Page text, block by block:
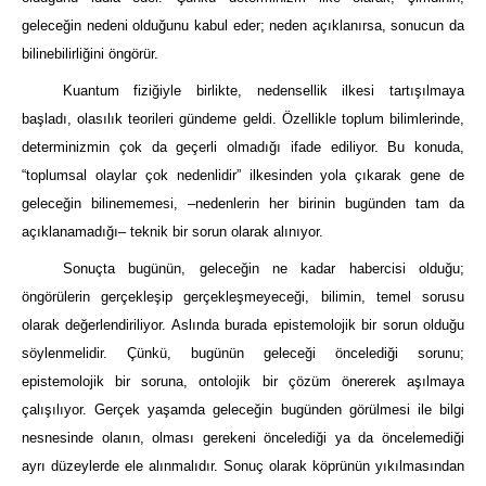
geleceğin nedeni olduğunu kabul eder; neden açıklanırsa, sonucun da
bilinebilirliğini öngörür.
Kuantum fiziğiyle birlikte, nedensellik ilkesi tartışılmaya
başladı, olasılık teorileri gündeme geldi. Özellikle toplum bilimlerinde,
determinizmin çok da geçerli olmadığı ifade ediliyor. Bu konuda,
“toplumsal olaylar çok nedenlidir” ilkesinden yola çıkarak gene de
geleceğin bilinememesi, –nedenlerin her birinin bugünden tam da
açıklanamadığı–teknik bir sorun olarak alınıyor.
Sonuçta bugünün, geleceğin ne kadar habercisi olduğu;
öngörülerin gerçekleşip gerçekleşmeyeceği, bilimin, temel sorusu
olarak değerlendiriliyor. Aslında burada epistemolojik bir sorun olduğu
söylenmelidir. Çünkü, bugünün geleceği öncelediği sorunu;
epistemolojik bir soruna, ontolojik bir çözüm önererek aşılmaya
çalışılıyor. Gerçek yaşamda geleceğin bugünden görülmesi ile bilgi
nesnesinde olanın, olması gerekeni öncelediği ya da öncelemediği
ayrı düzeylerde ele alınmalıdır. Sonuç olarak köprünün yıkılmasından